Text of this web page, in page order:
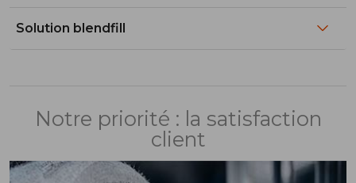
Solution blendfill
Notre priorité : la satisfaction
client